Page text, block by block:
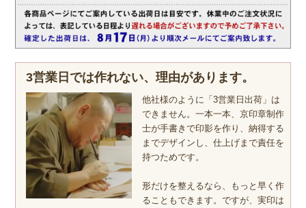
3営業日では作れない、理由があります。
他社様のように「3営業日出荷」は
できません。一本一本、京印章制作
士が手書きで印影を作り、納得する
までデザインし、仕上げまで責任を
持つためです。
形だけを整えるなら、もっと早く作
ることもできます。ですが、実印は